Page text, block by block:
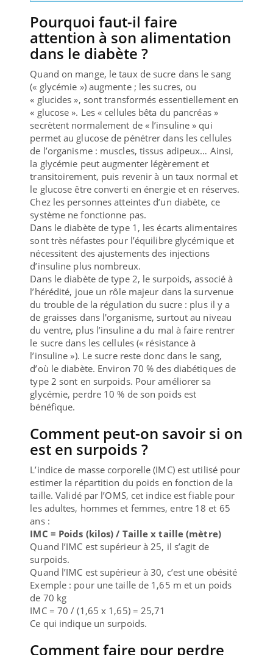
Pourquoi faut-il faire
attention à son alimentation
dans le diabète ?
Quand on mange, le taux de sucre dans le sang
(« glycémie ») augmente ; les sucres, ou
« glucides », sont transformés essentiellement en
« glucose ». Les « cellules bêta du pancréas »
secrètent normalement de « l’insuline » qui
permet au glucose de pénétrer dans les cellules
de l’organisme : muscles, tissus adipeux… Ainsi,
la glycémie peut augmenter légèrement et
transitoirement, puis revenir à un taux normal et
le glucose être converti en énergie et en réserves.
Chez les personnes atteintes d’un diabète, ce
système ne fonctionne pas.
Dans le diabète de type 1, les écarts alimentaires
sont très néfastes pour l’équilibre glycémique et
nécessitent des ajustements des injections
d’insuline plus nombreux.
Dans le diabète de type 2, le surpoids, associé à
l’hérédité, joue un rôle majeur dans la survenue
du trouble de la régulation du sucre : plus il y a
de graisses dans l'organisme, surtout au niveau
du ventre, plus l’insuline a du mal à faire rentrer
le sucre dans les cellules (« résistance à
l’insuline »). Le sucre reste donc dans le sang,
d’où le diabète. Environ 70 % des diabétiques de
type 2 sont en surpoids. Pour améliorer sa
glycémie, perdre 10 % de son poids est
bénéfique.
Comment peut-on savoir si on
est en surpoids ?
L’indice de masse corporelle (IMC) est utilisé pour
estimer la répartition du poids en fonction de la
taille. Validé par l’OMS, cet indice est fiable pour
les adultes, hommes et femmes, entre 18 et 65
ans :
IMC = Poids (kilos) / Taille x taille (mètre)
Quand l’IMC est supérieur à 25, il s’agit de
surpoids.
Quand l’IMC est supérieur à 30, c’est une obésité
Exemple : pour une taille de 1,65 m et un poids
de 70 kg
IMC = 70 / (1,65 x 1,65) = 25,71
Ce qui indique un surpoids.
Comment faire pour perdre